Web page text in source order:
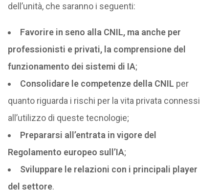
dell’unità, che saranno i seguenti:
Favorire in seno alla CNIL, ma anche per
professionisti e privati, la comprensione del
funzionamento dei sistemi di IA;
Consolidare le competenze della CNIL per
quanto riguarda i rischi per la vita privata connessi
all’utilizzo di queste tecnologie;
Prepararsi all’entrata in vigore del
Regolamento europeo sull’IA;
Sviluppare le relazioni con i principali player
del settore.